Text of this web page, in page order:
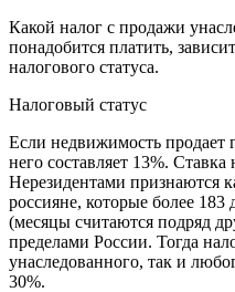
Какой налог с продажи
понадобится платить,
налогового статуса.
Налоговый статус
Если недвижимость
него составляет 13%.
Нерезидентами признаются
россияне, которые более 183
(месяцы считаются подряд
пределами России. Тогда
унаследованного, так и
30%.